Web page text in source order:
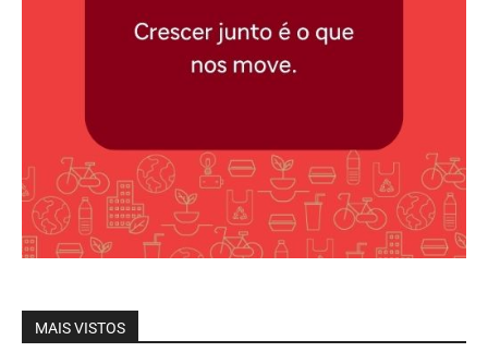
MAIS VISTOS